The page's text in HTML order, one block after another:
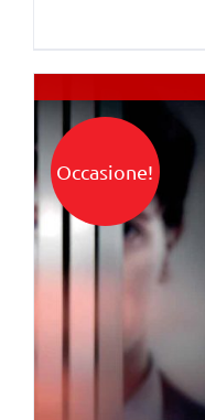
era:
€17,00.
è:
Occasione!